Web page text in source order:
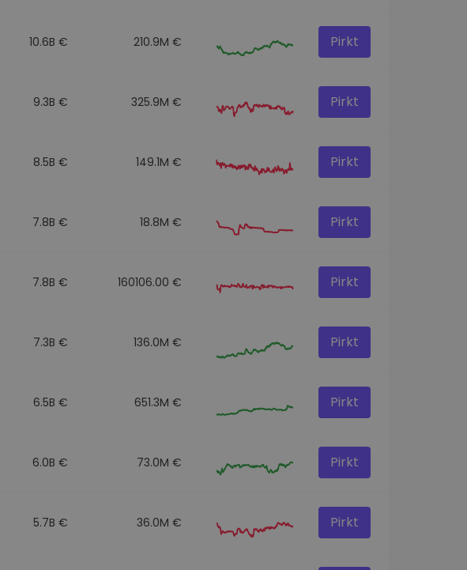
10.6B € 210.9M € Pirkt
9.3B € 325.9M € Pirkt
8.5B € 149.1M € Pirkt
7.8B € 18.8M € Pirkt
7.8B € 160106.00 € Pirkt
7.3B € 136.0M € Pirkt
6.5B € 651.3M € Pirkt
6.0B € 73.0M € Pirkt
5.7B € 36.0M € Pirkt